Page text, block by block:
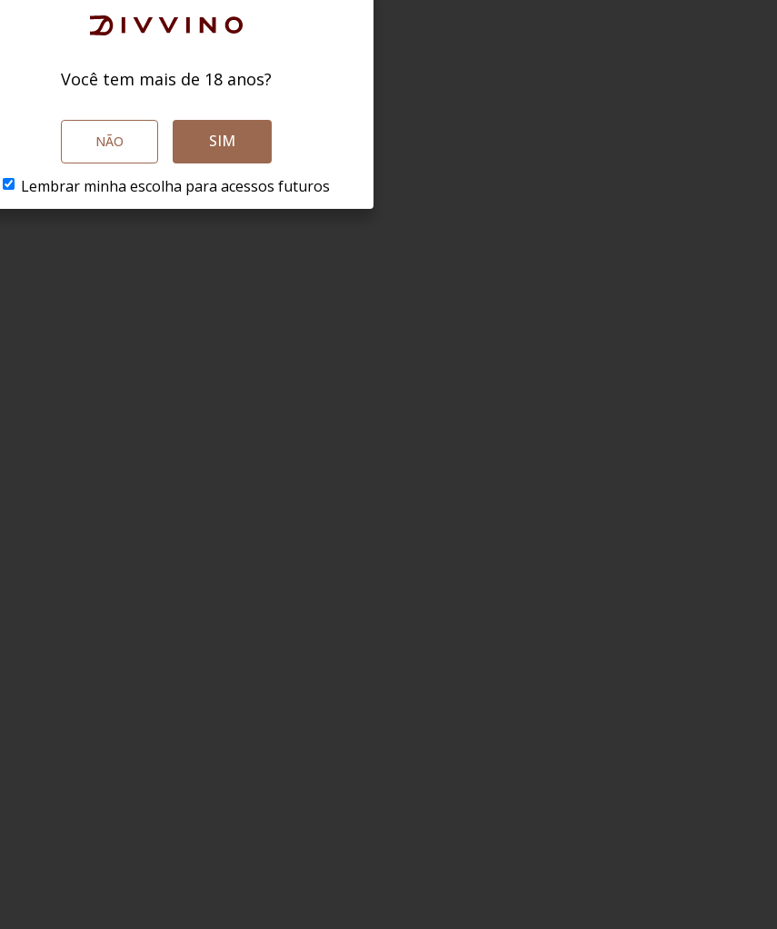
Você tem mais de 18 anos?
NÃO SIM
Lembrar minha escolha para acessos futuros